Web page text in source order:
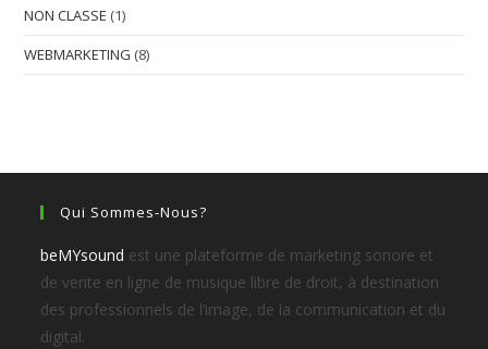
NON CLASSE (1)
WEBMARKETING (8)
Qui Sommes-Nous?
beMYsound est une plateforme de marketing sonore et
de vente en ligne de musique libre de droit, à destination
des professionnels de l’image, de la communication et du
digital.